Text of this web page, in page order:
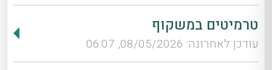
טרמיטים במשקוף
עודכן לאחרונה: 08/05/2026, 06:07